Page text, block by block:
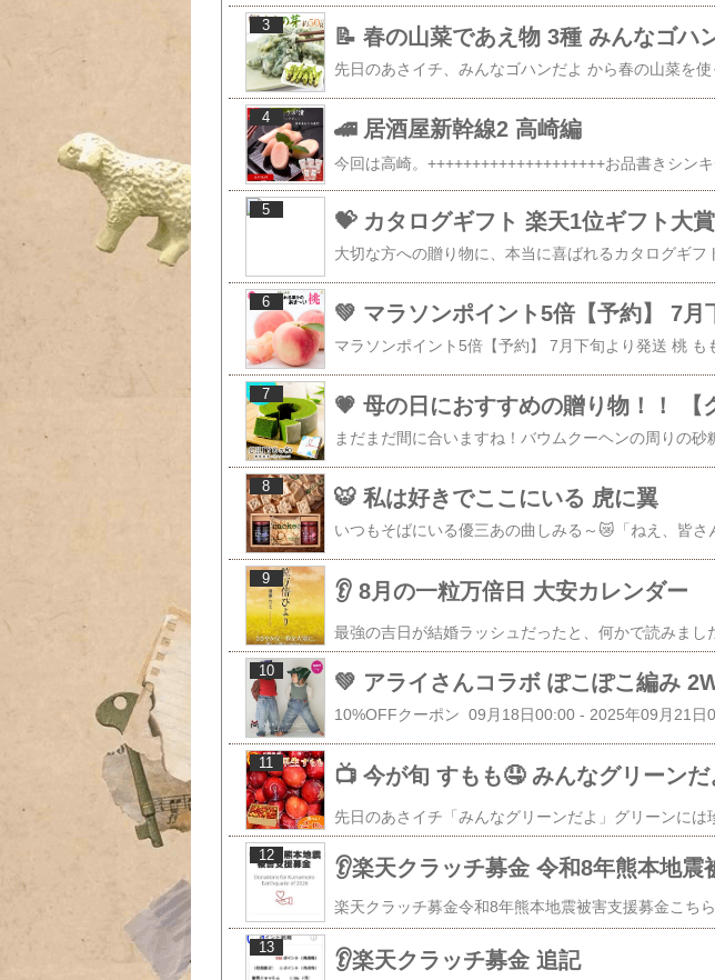
3 📝 春の山菜であえ物 3種 みんなゴハ
4 🚄 居酒屋新幹線2 高崎編
5
6
7
8 🐯 私は好きでここにいる 虎に翼
9
👂️ 8月の一粒万倍日 大安カレンダー
10
11
📺️ 今が旬 すもも🤤 みんなグリーン
12
👂️楽天クラッチ募金 令和8年熊本地震
13
👂️楽天クラッチ募金 追記